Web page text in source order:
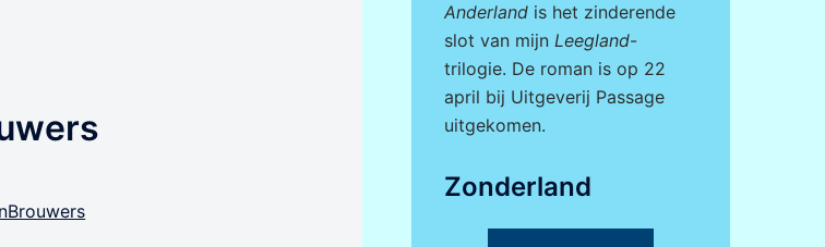
Anderlandis het zinderende
slot van mijn Leegland-
trilogie. De roman is op 22
april bij Uitgeverij Passage
uitgekomen.
Zonderland